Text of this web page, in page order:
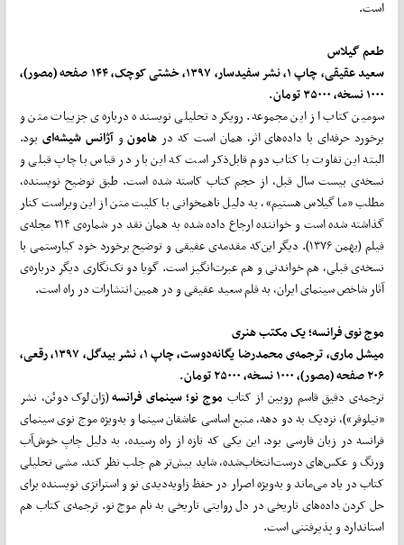
است.
طعم گیلاس
سعید عقیقی، چاپ ۱، نشر سفیدسار، ۱۳۹۷، خشتی کوچک، ۱۴۴ صفحه (مصور)،
۱۰۰۰ نسخه، ۳۵۰۰۰ تومان.
سومین کتاب از این مجموعه. رویکرد تحلیلی نویسنده درباره‌ی جزییات متن و
برخورد حرفه‌­ای با داده‌های اثر، همان است که در هامونو آژانس شیشه­‌ایبود.
البته این تفاوت با کتاب دوم قابل‌ذکر است که این بار در قیاس با چاپ قبلی و
نسخه‌ی بیست سال قبل، از حجم کتاب کاسته شده است. طبق توضیح نویسنده،
مطلب «ما گیلاس هستیم»، به دلیل ناهمخوانی با کلیت متن از این ویراست کنار
گذاشته شده است و خواننده ارجاع داده شده به همان نقد در شماره‌ی ۲۱۴ مجله‌ی
فیلم (بهمن ۱۳۷۶). دیگر این‌که مقدمه‌ی عقیقی و توضیح برخورد خود کیارستمی با
نسخه‌ی قبلی، هم خواندنی و هم عبرت‌­انگیز است. گویا دو تک­‌نگاری دیگر درباره‌ی
آثار شاخص سینمای ایران، به قلم سعید عقیقی و در همین انتشارات در راه است.
موج نوی فرانسه؛ یک مکتب هنری
میشل ماری، ترجمه‌ی محمدرضا یگانه‌­دوست، چاپ ۱، نشر بیدگل، ۱۳۹۷، رقعی،
۲۰۶ صفحه (مصور)، ۱۰۰۰ نسخه، ۲۵۰۰۰ تومان.
ترجمه‌ی دقیق قاسم روبین از کتاب موج نو؛ سینمای فرانسه(ژان­‌لوک دوئن، نشر
«نیلوفر»)، نزدیک به دو دهه، منبع اساسی عاشقان سینما و به­‌ویژه موج نوی سینمای
فرانسه در زبان فارسی بود. این یکی که تازه از راه رسیده، به دلیل چاپ خوش‌­آب­‌
ورنگ و عکس‌­های درست­‌انتخاب­‌شده، شاید بیش‌تر هم جلب نظر کند. مشی تحلیلی
کتاب در یاد می­‌ماند و به‌­ویژه اصرار در حفظ زاویه‌­دیدی نو و استراتژی نویسنده برای
حل کردن داده‌­های تاریخی در دل روایتی تاریخی به نام موج نو. ترجمه‌ی کتاب هم
استاندارد و پذیرفتنی است.